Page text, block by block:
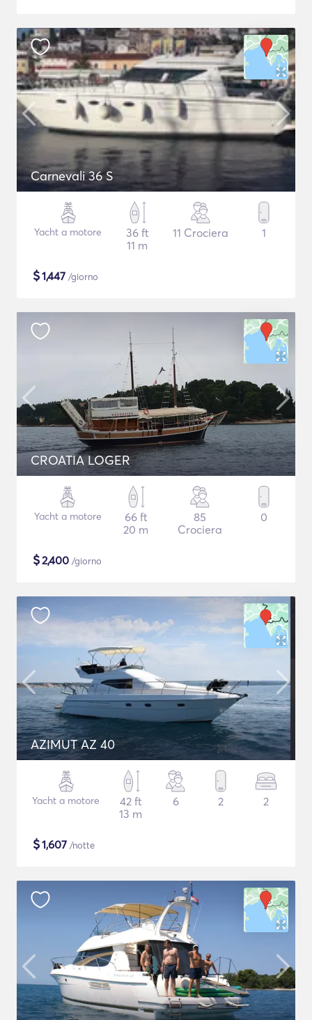
Carnevali 36 S
Yacht a motore
36 ft
11 m
11 Crociera 1
$1,447 /giorno
CROATIA LOGER
Yacht a motore
66 ft
20 m
85
Crociera
0
$2,400 /giorno
AZIMUT AZ 40
Yacht a motore
42 ft
13 m
6 2 2
$1,607 /notte